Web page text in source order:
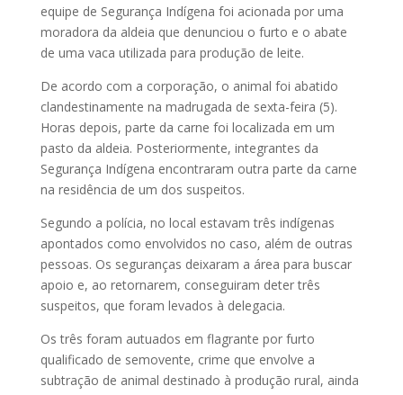
equipe de Segurança Indígena foi acionada por uma
moradora da aldeia que denunciou o furto e o abate
de uma vaca utilizada para produção de leite.
De acordo com a corporação, o animal foi abatido
clandestinamente na madrugada de sexta-feira (5).
Horas depois, parte da carne foi localizada em um
pasto da aldeia. Posteriormente, integrantes da
Segurança Indígena encontraram outra parte da carne
na residência de um dos suspeitos.
Segundo a polícia, no local estavam três indígenas
apontados como envolvidos no caso, além de outras
pessoas. Os seguranças deixaram a área para buscar
apoio e, ao retornarem, conseguiram deter três
suspeitos, que foram levados à delegacia.
Os três foram autuados em flagrante por furto
qualificado de semovente, crime que envolve a
subtração de animal destinado à produção rural, ainda